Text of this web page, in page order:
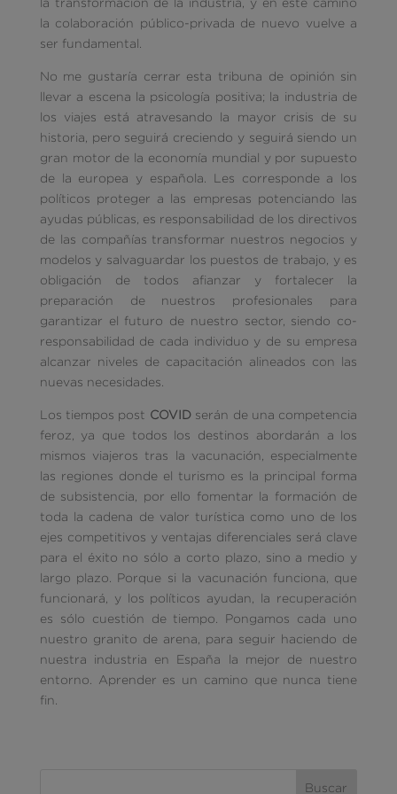
la colaboración público-privada de nuevo vuelve a
ser fundamental.
No me gustaría cerrar esta tribuna de opinión sin
llevar a escena la psicología positiva; la industria de
los viajes está atravesando la mayor crisis de su
historia, pero seguirá creciendo y seguirá siendo un
gran motor de la economía mundial y por supuesto
de la europea y española. Les corresponde a los
políticos proteger a las empresas potenciando las
ayudas públicas, es responsabilidad de los directivos
de las compañías transformar nuestros negocios y
modelos y salvaguardar los puestos de trabajo, y es
obligación de todos afianzar y fortalecer la
preparación de nuestros profesionales para
garantizar el futuro de nuestro sector, siendo co-
responsabilidad de cada individuo y de su empresa
alcanzar niveles de capacitación alineados con las
nuevas necesidades.
Los tiempos post COVIDserán de una competencia
feroz, ya que todos los destinos abordarán a los
mismos viajeros tras la vacunación, especialmente
las regiones donde el turismo es la principal forma
de subsistencia, por ello fomentar la formación de
toda la cadena de valor turística como uno de los
ejes competitivos y ventajas diferenciales será clave
para el éxito no sólo a corto plazo, sino a medio y
largo plazo. Porque si la vacunación funciona, que
funcionará, y los políticos ayudan, la recuperación
es sólo cuestión de tiempo. Pongamos cada uno
nuestro granito de arena, para seguir haciendo de
nuestra industria en España la mejor de nuestro
entorno. Aprender es un camino que nunca tiene
fin.